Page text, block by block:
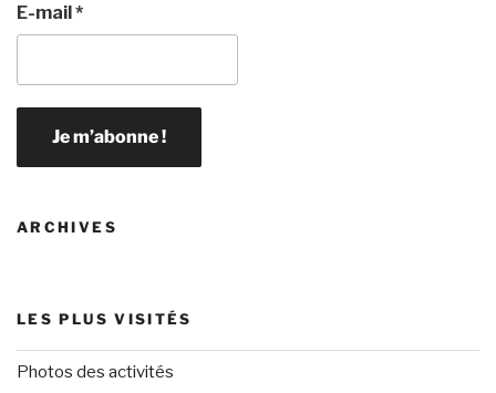
E-mail*
ARCHIVES
LES PLUS VISITÉS
Photos des activités